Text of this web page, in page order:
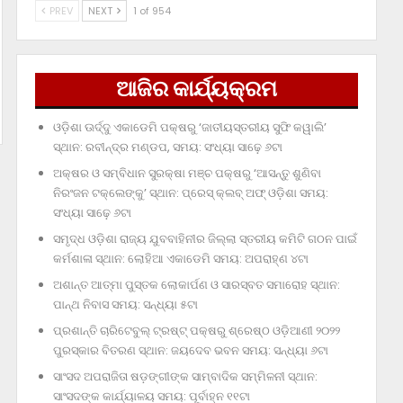
PREV NEXT 1 of 954
ଆଜିର କାର୍ଯ୍ୟକ୍ରମ
ଓଡ଼ିଶା ଊର୍ଦ୍ଦୁ ଏକାଡେମି ପକ୍ଷରୁ ‘ଜାତୀୟସ୍ତରୀୟ ସୁଫି କୱାଲି’
ସ୍ଥାନ: ରବୀନ୍ଦ୍ର ମଣ୍ଡପ, ସମୟ: ସଂଧ୍ୟା ସାଢ଼େ ୬ଟା
ଅକ୍ଷର ଓ ସମ୍ବିଧାନ ସୁରକ୍ଷା ମଞ୍ଚ ପକ୍ଷରୁ ‘ଆସନ୍ତୁ ଶୁଣିବା
ନିରଂଜନ ଟକ୍‌ଲେଙ୍କୁ’ ସ୍ଥାନ: ପ୍ରେସ୍‌ କ୍ଲବ୍‌ ଅଫ୍‌ ଓଡ଼ିଶା ସମୟ:
ସଂଧ୍ୟା ସାଢ଼େ ୬ଟା
ସମୃଦ୍ଧ ଓଡ଼ିଶା ରାଜ୍ୟ ଯୁବବାହିନୀର ଜିଲ୍ଲା ସ୍ତରୀୟ କମିଟି ଗଠନ ପାଇଁ
କର୍ମଶାଳା ସ୍ଥାନ: ଲୋହିଆ ଏକାଡେମି ସମୟ: ଅପରାହ୍‌ଣ ୪ଟା
ଅଶାନ୍ତ ଆତ୍ମା ପୁସ୍ତକ ଲୋକାର୍ପଣ ଓ ସାରସ୍ବତ ସମାରୋହ ସ୍ଥାନ:
ପାନ୍ଥ ନିବାସ ସମୟ: ସନ୍ଧ୍ୟା ୫ଟା
ପ୍ରଶାନ୍ତି ଚାରିଟେବୁଲ୍‌ ଟ୍ରଷ୍ଟ୍‌ ପକ୍ଷରୁ ଶ୍ରେଷ୍ଠ ଓଡ଼ିଆଣୀ ୨୦୨୨
ପୁରସ୍କାର ବିତରଣ ସ୍ଥାନ: ଜୟଦେବ ଭବନ ସମୟ: ସନ୍ଧ୍ୟା ୬ଟା
ସାଂସଦ ଅପରାଜିତା ଷଡ଼ଙ୍ଗୀଙ୍କ ସାମ୍ବାଦିକ ସମ୍ମିଳନୀ ସ୍ଥାନ:
ସାଂସଦଙ୍କ କାର୍ଯ୍ୟାଳୟ ସମୟ: ପୂର୍ବାହ୍ନ ୧୧ଟା